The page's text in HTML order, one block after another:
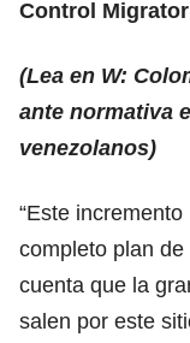
Control
(Lea en W:
ante normativa
venezolanos)
“Este
completo plan
cuenta que la
salen por este